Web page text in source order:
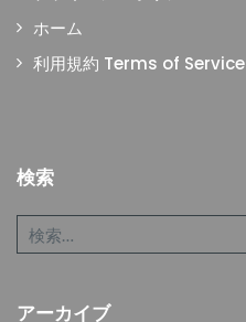
ホーム
利用規約 Terms of Service
検索
アーカイブ